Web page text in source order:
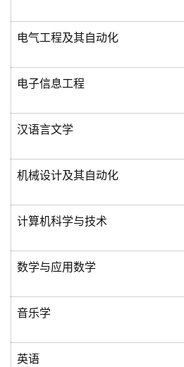
电气工程及其自动化
电子信息工程
汉语言文学
机械设计及其自动化
计算机科学与技术
数学与应用数学
音乐学
英语